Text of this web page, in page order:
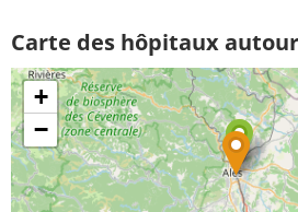
Carte des hôpitaux
+
−